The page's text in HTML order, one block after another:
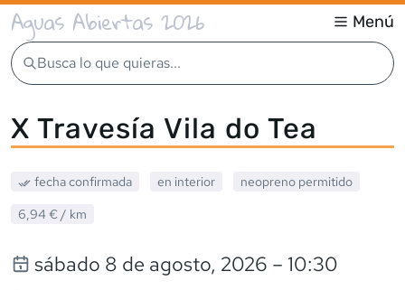
Aguas Abiertas 2026 Menú
Busca lo que quieras...
X Travesía Vila do Tea
fecha confirmada en interior neopreno permitido
6,94 € / km
sábado 8 de agosto, 2026 – 10:30